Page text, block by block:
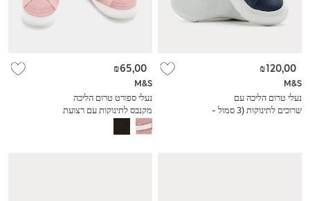
M&S
נעלי טרום הליכה עם
שרוכים לתינוקות (3 סמול -
₪120,00
M&S
נעלי ספורט טרום הליכה
מקנבס לתינוקות עם רצועת
סקוץ' (0-‏18 חודשים)
₪65,00